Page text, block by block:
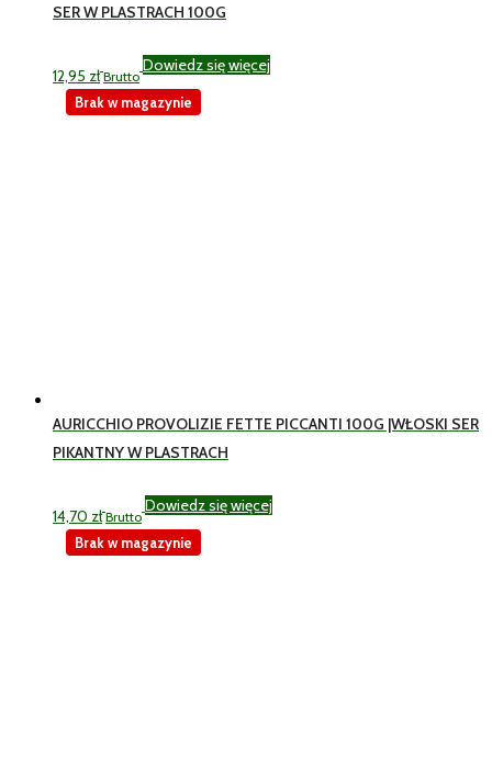
SER W PLASTRACH 100G
12,95 zł Brutto
Dowiedz się więcej
AURICCHIO PROVOLIZIE FETTE PICCANTI 100G |WŁOSKI SER
PIKANTNY W PLASTRACH
14,70 zł Brutto
Dowiedz się więcej
Brak w magazynie
Brak w magazynie